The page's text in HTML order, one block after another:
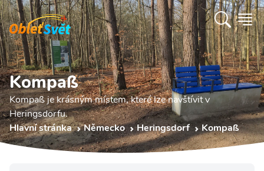
Kompaß
Kompaß je krásným místem, které lze navštívit v
Heringsdorfu.
Hlavní stránka
Německo Heringsdorf Kompaß